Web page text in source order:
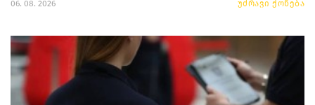
06. 08. 2026 უძრავი ქონება